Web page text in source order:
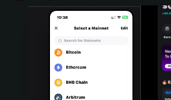
Italiano
Português (Portugal)
Bahasa Indonesia